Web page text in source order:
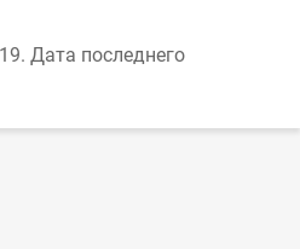
Дата последнего